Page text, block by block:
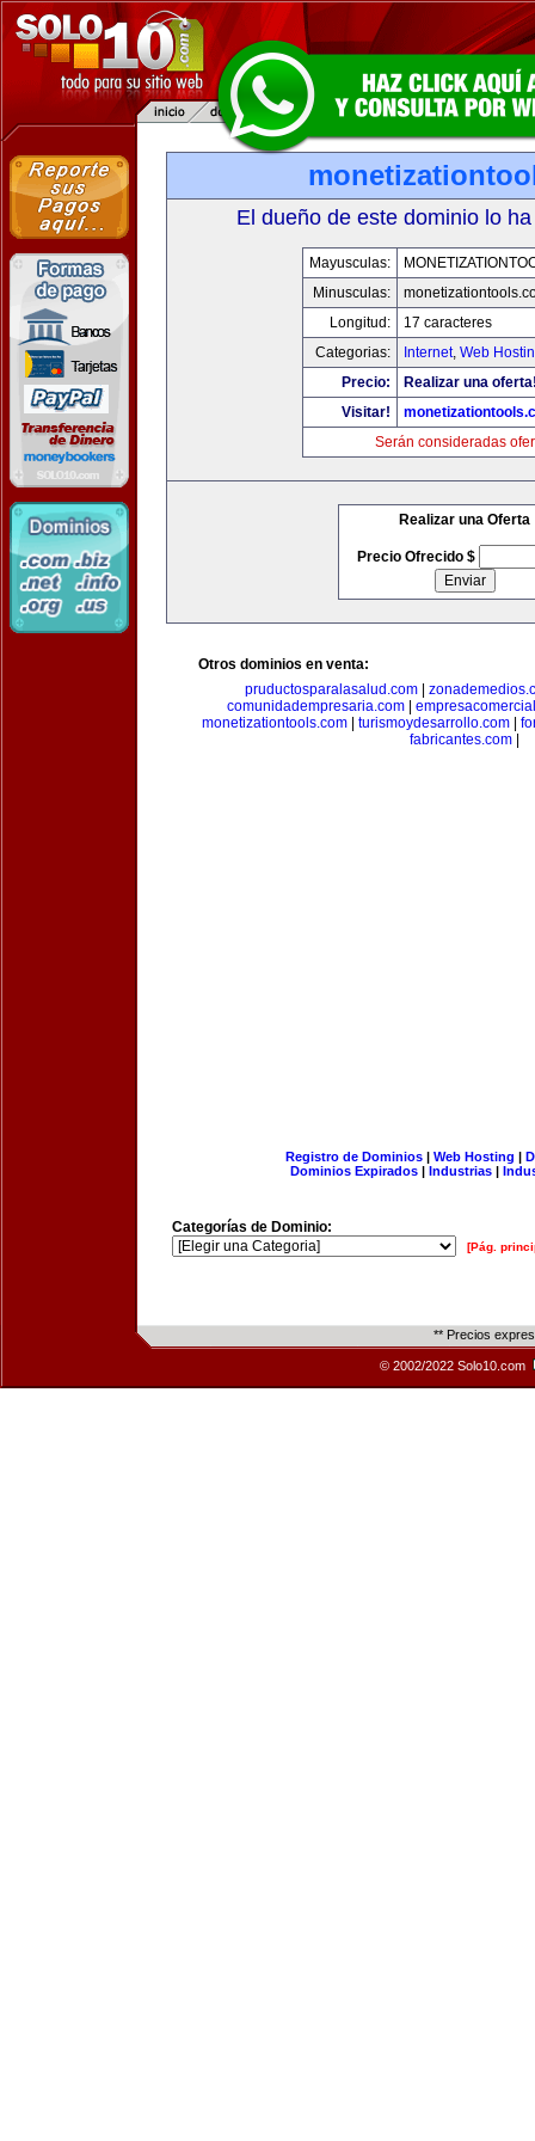
El dueño de este dominio lo
Mayusculas:
Minusculas:
Longitud:
17 caracteres
Categorias:
Internet, Web
Precio:
Realizar una
Visitar!
Serán consideradas
Realizar una Oferta
Precio Ofrecido $
Otros dominios en venta:
pruductosparalasalud.com|
comunidadempresaria.com
monetizationtools.com| turismoydesarrollo.com|
fabricantes.com
Registro de Dominios| Web Hosting |
Dominios Expirados | Industrias |
Categorías de Dominio:
[Pág.
** Precios
© 2002/2022 Solo10.com